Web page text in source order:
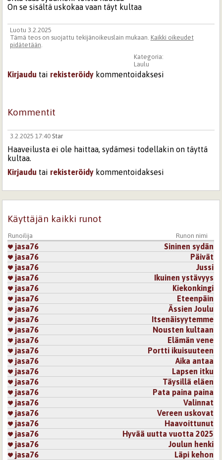
On se sisältä uskokaa vaan täyt kultaa
Luotu 3.2.2025
Tämä teos on suojattu tekijänoikeuslain mukaan. Kaikki oikeudet
pidätetään.
Kategoria:
Laulu
Kirjaudu tai rekisteröidy kommentoidaksesi
Kommentit
3.2.2025 17:40 Star
Haaveilusta ei ole haittaa, sydämesi todellakin on täyttä
kultaa.
Kirjaudu tai rekisteröidy kommentoidaksesi
Sivut
Käyttäjän kaikki runot
Runoilija Runon nimi
jasa76
Sininen sydän
jasa76
Päivät
jasa76
Jussi
jasa76
Ikuinen ystävyys
jasa76
Kiekonkingi
jasa76
Eteenpäin
jasa76
Ässien Joulu
jasa76
Itsenäisyytemme
jasa76
Nousten kultaan
jasa76
Elämän vene
jasa76
Portti ikuisuuteen
jasa76
Aika antaa
jasa76
Lapsen itku
jasa76
Täysillä eläen
jasa76
Pata paina paina
jasa76
Valinnat
jasa76
Vereen uskovat
jasa76
Haavoittunut
jasa76
Hyvää uutta vuotta 2025
jasa76
Joulun henki
jasa76
Läpi kehon